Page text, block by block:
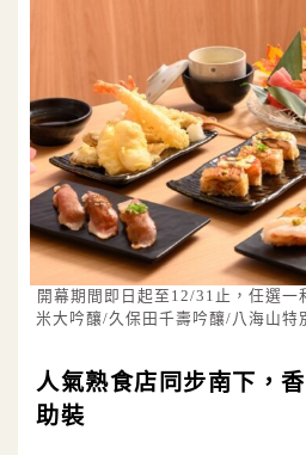
開幕期間即日起至12/31止，任選
米大吟釀/久保田千壽吟釀/八海山特
人氣熟食店同步南下，
助裝